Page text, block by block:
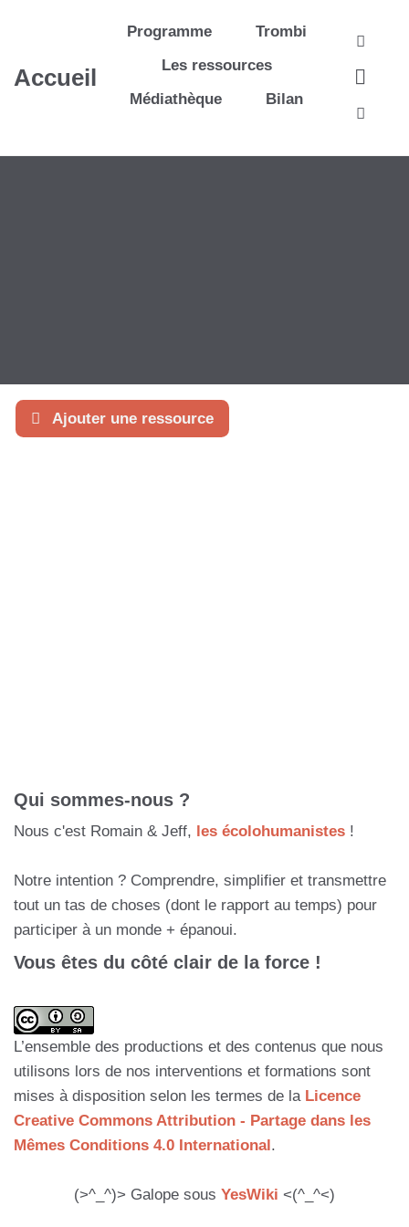
Aller au contenu principal
Accueil
Programme
Trombi
Les ressources
Médiathèque
Bilan
Ajouter une ressource
Qui sommes-nous ?
Nous c'est Romain & Jeff, les écolohumanistes !
Notre intention ? Comprendre, simplifier et transmettre
tout un tas de choses (dont le rapport au temps) pour
participer à un monde + épanoui.
Vous êtes du côté clair de la force !
L’ensemble des productions et des contenus que nous
utilisons lors de nos interventions et formations sont
mises à disposition selon les termes de la Licence
Creative Commons Attribution - Partage dans les
Mêmes Conditions 4.0 International.
(>^_^)> Galope sous YesWiki <(^_^<)